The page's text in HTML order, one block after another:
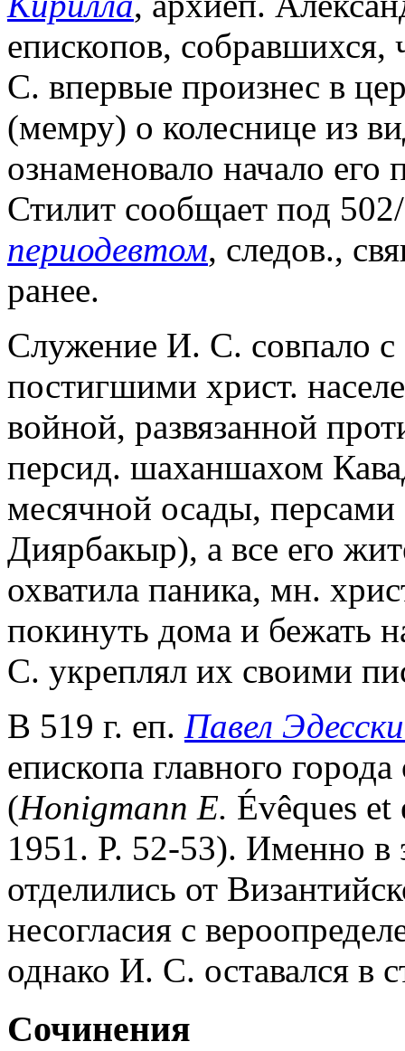
епископов, собравшихся,
С. впервые произнес в
(мемру) о колеснице из
ознаменовало начало
Стилит сообщает под
периодевтом, следов.,
ранее.
Служение И. С. совпало
постигшими христ.
войной, развязанной
персид. шаханшахом
месячной осады,
Диярбакыр), а все его
охватила паника, мн.
покинуть дома и бежать
С. укреплял их своими
В 519 г. еп. Павел
епископа главного
(Honigmann E. Évêques
1951. P. 52-53). Именно в
отделились от
несогласия с
однако И. С. оставался в
Сочинения